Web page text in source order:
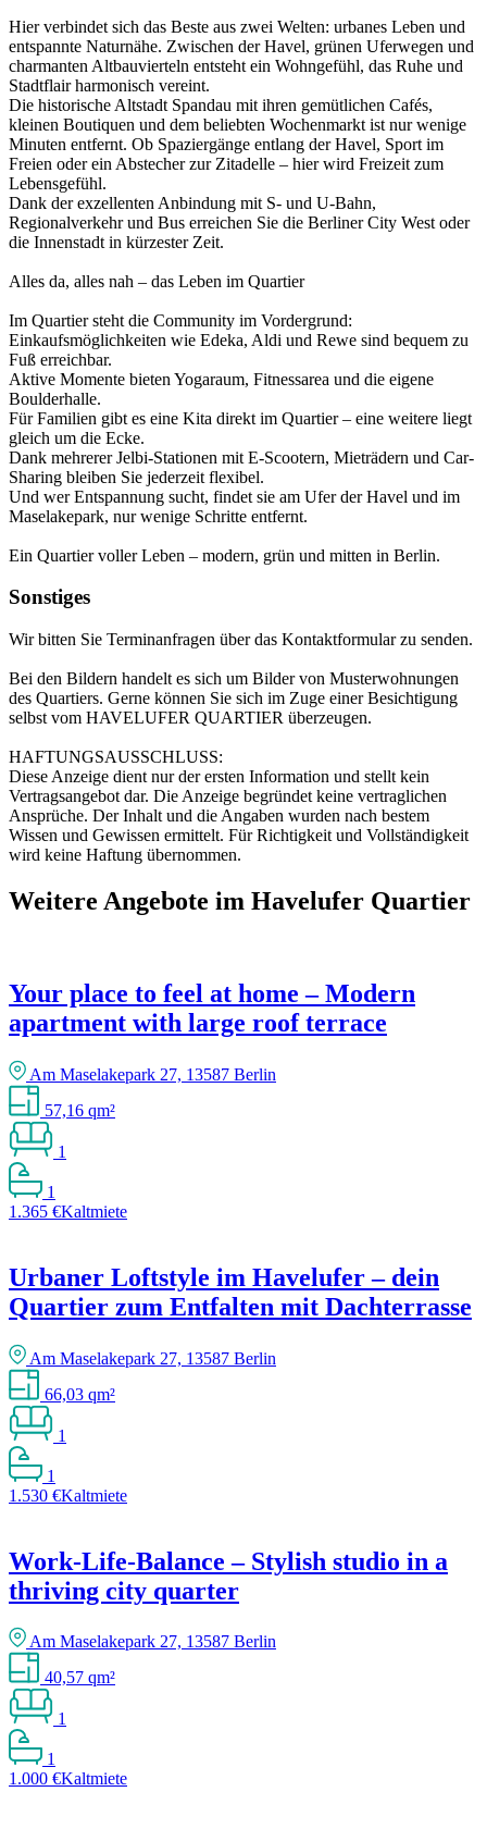
Hier verbindet sich das Beste aus zwei Welten: urbanes Leben und
entspannte Naturnähe. Zwischen der Havel, grünen Uferwegen und
charmanten Altbauvierteln entsteht ein Wohngefühl, das Ruhe und
Stadtflair harmonisch vereint.
Die historische Altstadt Spandau mit ihren gemütlichen Cafés,
kleinen Boutiquen und dem beliebten Wochenmarkt ist nur wenige
Minuten entfernt. Ob Spaziergänge entlang der Havel, Sport im
Freien oder ein Abstecher zur Zitadelle – hier wird Freizeit zum
Lebensgefühl.
Dank der exzellenten Anbindung mit S- und U-Bahn,
Regionalverkehr und Bus erreichen Sie die Berliner City West oder
die Innenstadt in kürzester Zeit.
Alles da, alles nah – das Leben im Quartier
Im Quartier steht die Community im Vordergrund:
Einkaufsmöglichkeiten wie Edeka, Aldi und Rewe sind bequem zu
Fuß erreichbar.
Aktive Momente bieten Yogaraum, Fitnessarea und die eigene
Boulderhalle.
Für Familien gibt es eine Kita direkt im Quartier – eine weitere liegt
gleich um die Ecke.
Dank mehrerer Jelbi-Stationen mit E-Scootern, Mieträdern und Car-
Sharing bleiben Sie jederzeit flexibel.
Und wer Entspannung sucht, findet sie am Ufer der Havel und im
Maselakepark, nur wenige Schritte entfernt.
Ein Quartier voller Leben – modern, grün und mitten in Berlin.
Sonstiges
Wir bitten Sie Terminanfragen über das Kontaktformular zu senden.
Bei den Bildern handelt es sich um Bilder von Musterwohnungen
des Quartiers. Gerne können Sie sich im Zuge einer Besichtigung
selbst vom HAVELUFER QUARTIER überzeugen.
HAFTUNGSAUSSCHLUSS:
Diese Anzeige dient nur der ersten Information und stellt kein
Vertragsangebot dar. Die Anzeige begründet keine vertraglichen
Ansprüche. Der Inhalt und die Angaben wurden nach bestem
Wissen und Gewissen ermittelt. Für Richtigkeit und Vollständigkeit
wird keine Haftung übernommen.
Weitere Angebote im Havelufer Quartier
Your place to feel at home – Modern
apartment with large roof terrace
Am Maselakepark 27, 13587 Berlin
57,16 qm²
1
1
1.365 €Kaltmiete
Urbaner Loftstyle im Havelufer – dein
Quartier zum Entfalten mit Dachterrasse
Am Maselakepark 27, 13587 Berlin
66,03 qm²
1
1
1.530 €Kaltmiete
Work-Life-Balance – Stylish studio in a
thriving city quarter
Am Maselakepark 27, 13587 Berlin
40,57 qm²
1
1
1.000 €Kaltmiete